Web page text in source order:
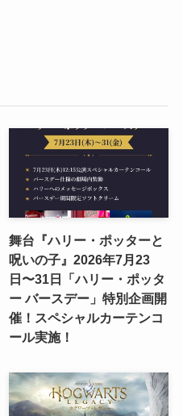
舞台『ハリー・ポッターと
呪いの子』2026年7月23
日〜31日「ハリー・ポッタ
ー バースデー」特別企画開
催！スペシャルカーテンコ
ール実施！